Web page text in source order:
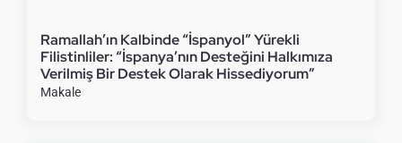
Ramallah’ın Kalbinde “İspanyol” Yürekli
Filistinliler: “İspanya’nın Desteğini Halkımıza
Verilmiş Bir Destek Olarak Hissediyorum”
Makale